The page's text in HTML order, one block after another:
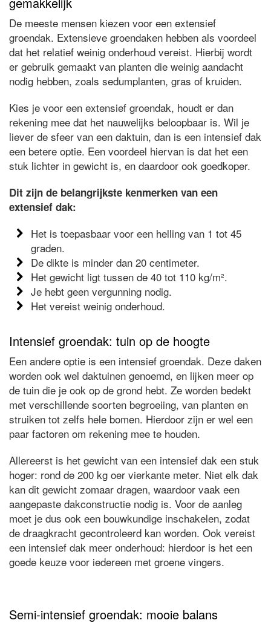
De meeste mensen kiezen voor een extensief
groendak. Extensieve groendaken hebben als voordeel
dat het relatief weinig onderhoud vereist. Hierbij wordt
er gebruik gemaakt van planten die weinig aandacht
nodig hebben, zoals sedumplanten, gras of kruiden.
Kies je voor een extensief groendak, houdt er dan
rekening mee dat het nauwelijks beloopbaar is. Wil je
liever de sfeer van een daktuin, dan is een intensief dak
een betere optie. Een voordeel hiervan is dat het een
stuk lichter in gewicht is, en daardoor ook goedkoper.
Dit zijn de belangrijkste kenmerken van een
extensief dak:
Het is toepasbaar voor een helling van 1 tot 45
graden.
De dikte is minder dan 20 centimeter.
Het gewicht ligt tussen de 40 tot 110 kg/m².
Je hebt geen vergunning nodig.
Het vereist weinig onderhoud.
Intensief groendak: tuin op de hoogte
Een andere optie is een intensief groendak. Deze daken
worden ook wel daktuinen genoemd, en lijken meer op
de tuin die je ook op de grond hebt. Ze worden bedekt
met verschillende soorten begroeiing, van planten en
struiken tot zelfs hele bomen. Hierdoor zijn er wel een
paar factoren om rekening mee te houden.
Allereerst is het gewicht van een intensief dak een stuk
hoger: rond de 200 kg oer vierkante meter. Niet elk dak
kan dit gewicht zomaar dragen, waardoor vaak een
aangepaste dakconstructie nodig is. Voor de aanleg
moet je dus ook een bouwkundige inschakelen, zodat
de draagkracht gecontroleerd kan worden. Ook vereist
een intensief dak meer onderhoud: hierdoor is het een
goede keuze voor iedereen met groene vingers.
Semi-intensief groendak: mooie balans